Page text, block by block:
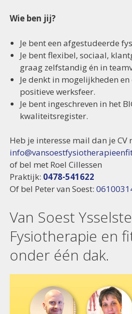
Wie ben jij?
Je bent een afgestudeerde
Je bent flexibel, sociaal,
graag zelfstandig én in
Je denkt in mogelijkheden
positieve werksfeer.
Je bent ingeschreven in het
kwaliteitsregister.
Heb je interesse mail dan je CV
of bel met Roel Cillessen
Praktijk: 0478-541622
Of bel Peter van Soest:
Van Soest
Fysiotherapie en
onder één dak.